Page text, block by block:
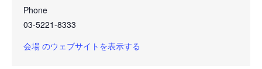
Phone
03-5221-8333
会場 のウェブサイトを表示する